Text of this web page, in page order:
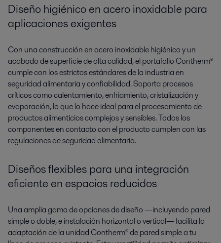
Diseño higiénico en acero inoxidable para
aplicaciones exigentes
Con una construcción en acero inoxidable higiénico y un
acabado de superficie de alta calidad, el portafolio Contherm®
cumple con los estrictos estándares de la industria en
seguridad alimentaria y confiabilidad. Soporta procesos
críticos como calentamiento, enfriamiento, cristalización y
evaporación, lo que lo hace ideal para el procesamiento de
productos alimenticios complejos y sensibles. Todos los
componentes en contacto con el producto cumplen con las
regulaciones de seguridad alimentaria.
Diseños flexibles para una integración
eficiente en espacios reducidos
Una amplia gama de opciones de diseño —incluyendo pared
simple o doble, e instalación horizontal o vertical— facilita la
adaptación de la unidad Contherm® de pared simple a tu